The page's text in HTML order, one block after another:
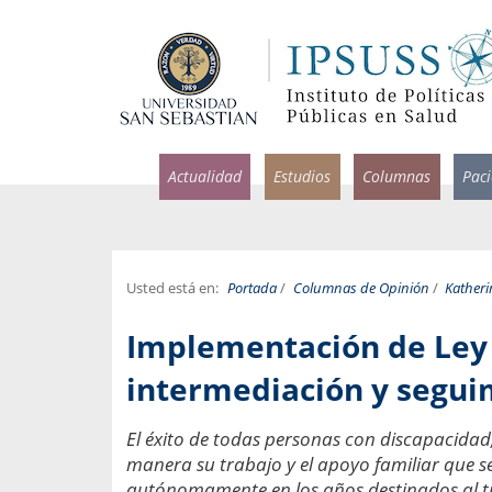
Actualidad Estudios Columnas
Usted está en: Portada/ Columnas de Opinión /
Implementación de
intermediación y
El éxito de todas personas con
manera su trabajo y el apoyo familiar que
Facultad de Medicina USS.
por incapacidad
Infectólogo y profesor
Medicina, Universidad
Usamos la palabra
una enfermedad